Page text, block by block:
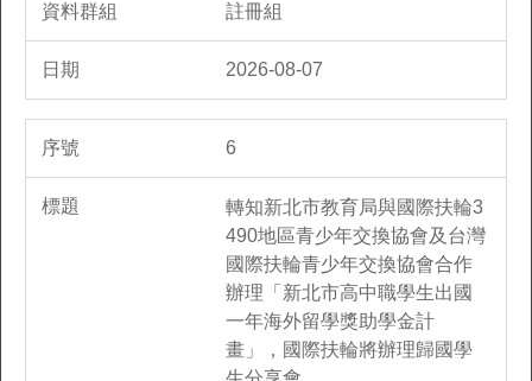
註冊組
2026-08-07
6
轉知新北市教育局與國際扶輪3
490地區青少年交換協會及台灣
國際扶輪青少年交換協會合作
辦理「新北市高中職學生出國
一年海外留學獎助學金計
畫」，國際扶輪將辦理歸國學